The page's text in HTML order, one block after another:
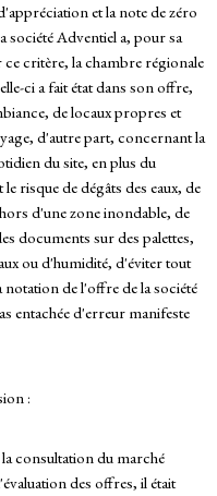
et la note de zéro
société Adventiel a, pour sa
critère, la chambre régionale
ci a fait état dans son offre,
de locaux propres et
d'autre part, concernant la
du site, en plus du
risque de dégâts des eaux, de
d'une zone inondable, de
documents sur des palettes,
ou d'humidité, d'éviter tout
de l'offre de la société
entachée d'erreur manifeste
:
consultation du marché
des offres, il était